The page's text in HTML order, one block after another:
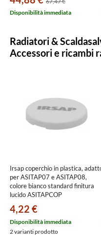
Disponibilità immediata
Radiatori &
Accessori e ricambi
Irsap coperchio in plastica,
per ASITAP07 e ASITAP08,
colore bianco standard finitura
lucido ASITAPCOP
4,22 €
Disponibilità immediata
2 varianti prodotto